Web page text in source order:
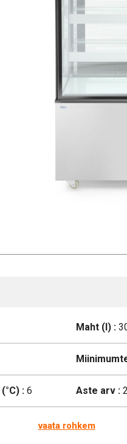
Maht (l) :
: 6 Aste arv :2
vaata rohkem